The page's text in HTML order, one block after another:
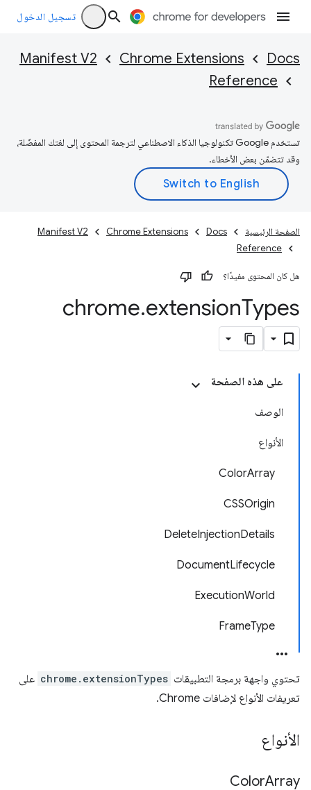
تسجيل الدخول
Docs
Chrome Extensions
Manifest V2
Reference
تستخدم Google تكنولوجيا الذكاء الاصطناعي لترجمة المحتوى إلى لغتك المفضّلة،
وقد تتضمّن بعض الأخطاء.
الصفحة الرئيسية Docs
Chrome Extensions
Manifest V2
Reference
هل كان المحتوى مفيدًا؟
chrome.extensionTypes
على هذه الصفحة
الوصف
الأنواع
ColorArray
CSSOrigin
DeleteInjectionDetails
DocumentLifecycle
ExecutionWorld
FrameType
تحتوي واجهة برمجة التطبيقات chrome.extensionTypes على
تعريفات الأنواع لإضافات Chrome.
الأنواع
ColorArray